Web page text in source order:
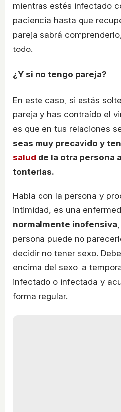
mientras estés infectado
paciencia hasta que
pareja sabrá
todo.
¿Y si no tengo pareja?
En este caso, si estás
pareja y has contraído el
es que en tus relaciones
seas muy precavido y
salud de la otra persona
tonterías.
Habla con la persona y
intimidad, es una
normalmente inofensiva
persona puede no
decidir no tener sexo.
encima del sexo la
infectado o infectada y
forma regular.